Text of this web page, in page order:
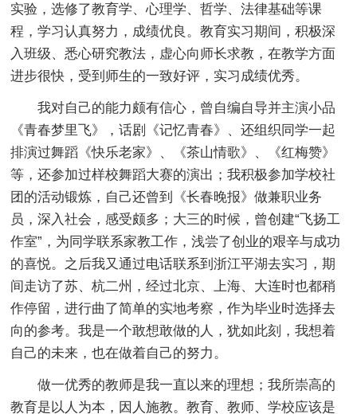
实验，选修了教育学、心理学、哲学、法律基础等课
程，学习认真努力，成绩优良。教育实习期间，积极深
入班级、悉心研究教法，虚心向师长求教，在教学方面
进步很快，受到师生的一致好评，实习成绩优秀。
我对自己的能力颇有信心，曾自编自导并主演小品
《青春梦里飞》，话剧《记忆青春》、还组织同学一起
排演过舞蹈《快乐老家》、《茶山情歌》、《红梅赞》
等，还参加过样校舞蹈大赛的演出；我积极参加学校社
团的活动锻炼，自己还曾到《长春晚报》做兼职业务
员，深入社会，感受颇多；大三的时候，曾创建“飞扬工
作室”，为同学联系家教工作，浅尝了创业的艰辛与成功
的喜悦。之后我又通过电话联系到浙江平湖去实习，期
间走访了苏、杭二州，经过北京、上海、大连时也都稍
作停留，进行曲了简单的实地考察，作为毕业时选择去
向的参考。我是一个敢想敢做的人，犹如此刻，我想着
自己的未来，也在做着自己的努力。
做一优秀的教师是我一直以来的理想；我所崇高的
教育是以人为本，因人施教。教育、教师、学校应该是